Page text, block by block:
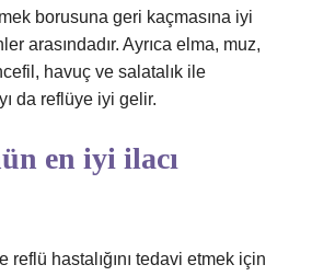
borusuna geri kaçmasına iyi
arasındadır. Ayrıca elma, muz,
havuç ve salatalık ile
da reflüye iyi gelir.
en iyi ilacı
reflü hastalığını tedavi etmek için